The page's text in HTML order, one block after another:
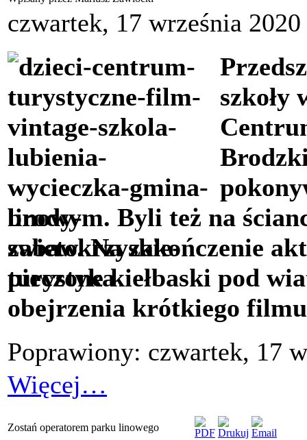
czwartek, 17 września
szkoły
linowym. Byli też na
zabaw. Na zakończenie
pieczone kiełbaski pod
obejrzenia krótkiego
Poprawiony: czwartek, 17
Więcej…
Zostań operatorem parku linowego